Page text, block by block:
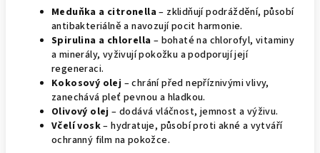
Meduňka a citronella – zklidňují podráždění, působí
antibakteriálně a navozují pocit harmonie.
Spirulina a chlorella – bohaté na chlorofyl, vitaminy
a minerály, vyživují pokožku a podporují její
regeneraci.
Kokosový olej – chrání před nepříznivými vlivy,
zanechává pleť pevnou a hladkou.
Olivový olej – dodává vláčnost, jemnost a výživu.
Včelí vosk– hydratuje, působí proti akné a vytváří
ochranný film na pokožce.